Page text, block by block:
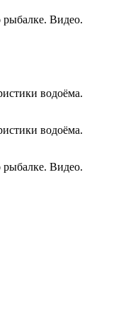
рыбалке. Видео.
водоёма.
водоёма.
рыбалке. Видео.